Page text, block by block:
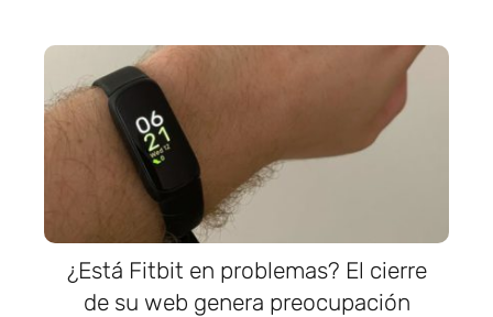
¿Está Fitbit en problemas? El cierre
de su web genera preocupación